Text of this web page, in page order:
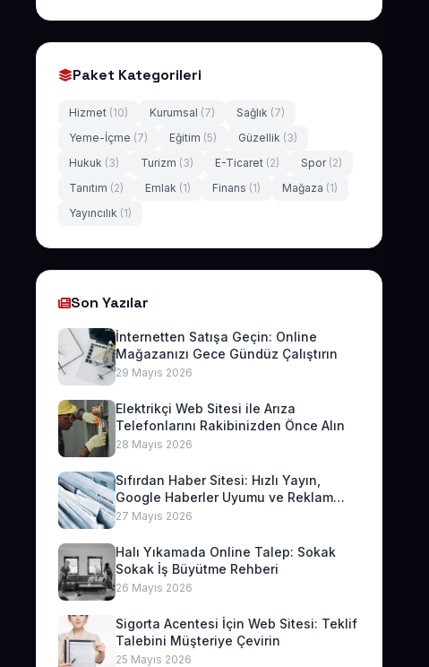
Paket Kategorileri
Hizmet (10) Kurumsal (7) Sağlık (7)
Yeme-İçme (7) Eğitim (5) Güzellik (3)
Hukuk (3) Turizm (3) E-Ticaret (2) Spor (2)
Tanıtım (2) Emlak (1) Finans (1) Mağaza (1)
Yayıncılık (1)
Son Yazılar
İnternetten Satışa Geçin: Online
Mağazanızı Gece Gündüz Çalıştırın
29 Mayıs 2026
Elektrikçi Web Sitesi ile Arıza
Telefonlarını Rakibinizden Önce Alın
28 Mayıs 2026
Sıfırdan Haber Sitesi: Hızlı Yayın,
Google Haberler Uyumu ve Reklam
Geliri
27 Mayıs 2026
Halı Yıkamada Online Talep: Sokak
Sokak İş Büyütme Rehberi
26 Mayıs 2026
Sigorta Acentesi İçin Web Sitesi: Teklif
Talebini Müşteriye Çevirin
25 Mayıs 2026